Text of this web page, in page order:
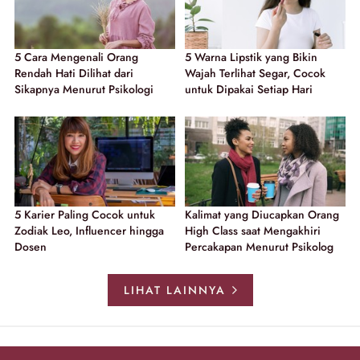
5 Cara Mengenali Orang
Rendah Hati Dilihat dari
Sikapnya Menurut Psikologi
5 Warna Lipstik yang Bikin
Wajah Terlihat Segar, Cocok
untuk Dipakai Setiap Hari
5 Karier Paling Cocok untuk
Zodiak Leo, Influencer hingga
Dosen
Kalimat yang Diucapkan Orang
High Class saat Mengakhiri
Percakapan Menurut Psikolog
LIHAT LAINNYA